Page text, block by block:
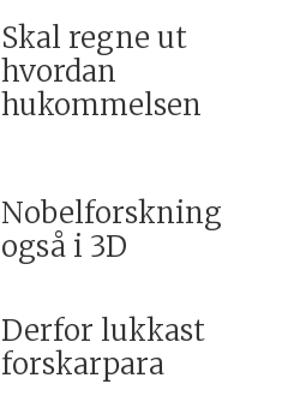
Skal regne ut
hvordan
hukommelsen
Nobelforskning
også i 3D
Derfor lukkast
forskarpara